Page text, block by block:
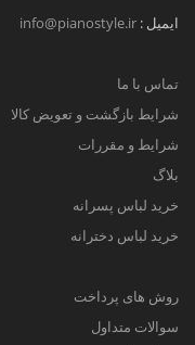
ایمیل : info@pianostyle.ir
تماس با ما
شرایط بازگشت و تعویض کالا
شرایط و مقررات
بلاگ
خرید لباس پسرانه
خرید لباس دخترانه
روش های پرداخت
سوالات متداول